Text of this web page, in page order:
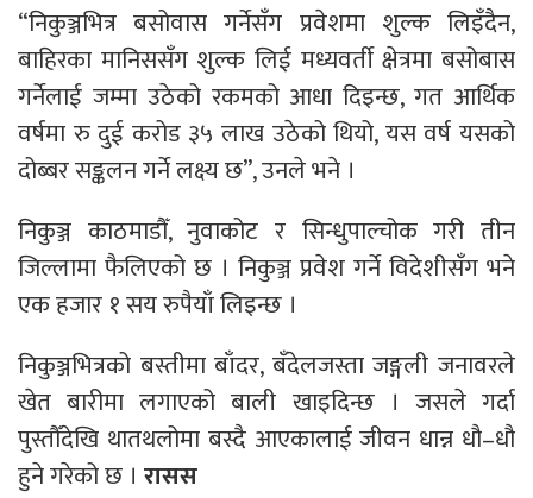
“निकुञ्जभित्र बसोवास गर्नेसँग प्रवेशमा शुल्क लिइँदैन,
बाहिरका मानिससँग शुल्क लिई मध्यवर्ती क्षेत्रमा बसोबास
गर्नेलाई जम्मा उठेको रकमको आधा दिइन्छ, गत आर्थिक
वर्षमा रु दुई करोड ३५ लाख उठेको थियो, यस वर्ष यसको
दोब्बर सङ्कलन गर्ने लक्ष्य छ”, उनले भने ।
निकुञ्ज काठमाडौँ, नुवाकोट र सिन्धुपाल्चोक गरी तीन
जिल्लामा फैलिएको छ । निकुञ्ज प्रवेश गर्ने विदेशीसँग भने
एक हजार १ सय रुपैयाँ लिइन्छ ।
निकुञ्जभित्रको बस्तीमा बाँदर, बँदेलजस्ता जङ्गली जनावरले
खेत बारीमा लगाएको बाली खाइदिन्छ । जसले गर्दा
पुस्तौँदेखि थातथलोमा बस्दै आएकालाई जीवन धान्न धौ–धौ
हुने गरेको छ । रासस